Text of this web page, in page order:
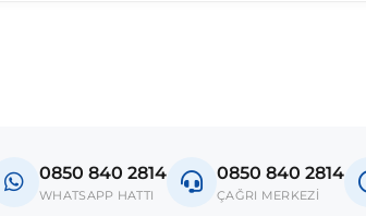
0850 840 2814
WHATSAPP HATTI
0850 840 2814
ÇAĞRI MERKEZİ